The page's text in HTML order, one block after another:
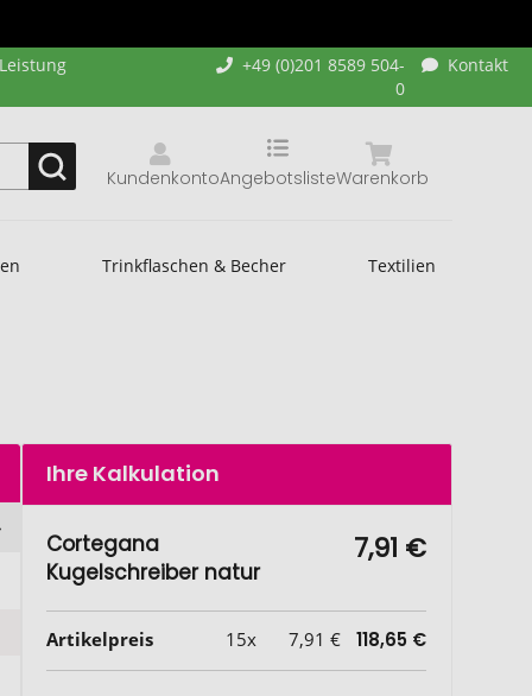
+49 (0)201 8589 504-
0
Kontakt
Kundenkonto Warenkorb
Angebotsliste
Trinkflaschen & Becher Textilien
Ihre Kalkulation
Cortegana
Kugelschreiber natur
7,91 €
Artikelpreis 15x 7,91 € 118,65 €